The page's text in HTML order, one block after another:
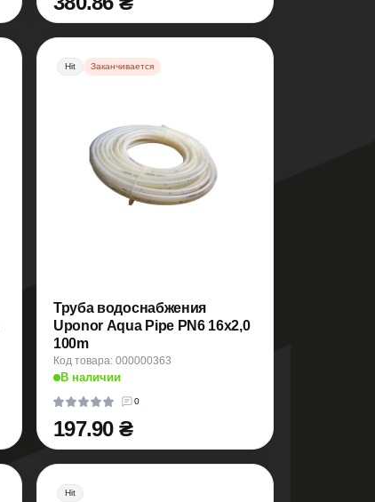
Hit Заканчивается
Труба водоснабжения
Uponor Aqua Pipe PN6 16x2,0
100m
Код товара: 000000363
В наличии
0
197.90 ₴
Hit